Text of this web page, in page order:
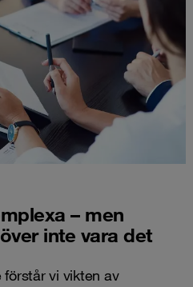
– men
inte vara det
vi vikten av